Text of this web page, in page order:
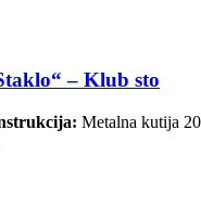
– Klub sto
Metalna kutija